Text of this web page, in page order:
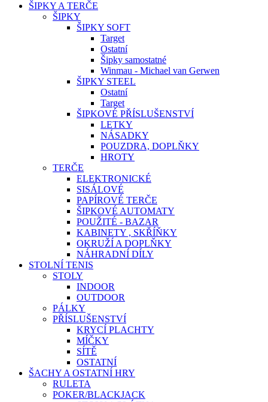
ŠIPKY A TERČE
ŠIPKY
ŠIPKY SOFT
Target
Ostatní
Šipky samostatné
Winmau - Michael van Gerwen
ŠIPKY STEEL
Ostatní
Target
ŠIPKOVÉ PŘÍSLUŠENSTVÍ
LETKY
NÁSADKY
POUZDRA, DOPLŇKY
HROTY
TERČE
ELEKTRONICKÉ
SISÁLOVÉ
PAPÍROVÉ TERČE
ŠIPKOVÉ AUTOMATY
POUŽITÉ - BAZAR
KABINETY , SKŘÍŇKY
OKRUŽÍ A DOPLŇKY
NÁHRADNÍ DÍLY
STOLNÍ TENIS
STOLY
INDOOR
OUTDOOR
PÁLKY
PŘÍSLUŠENSTVÍ
KRYCÍ PLACHTY
MÍČKY
SÍTĚ
OSTATNÍ
ŠACHY A OSTATNÍ HRY
RULETA
POKER/BLACKJACK